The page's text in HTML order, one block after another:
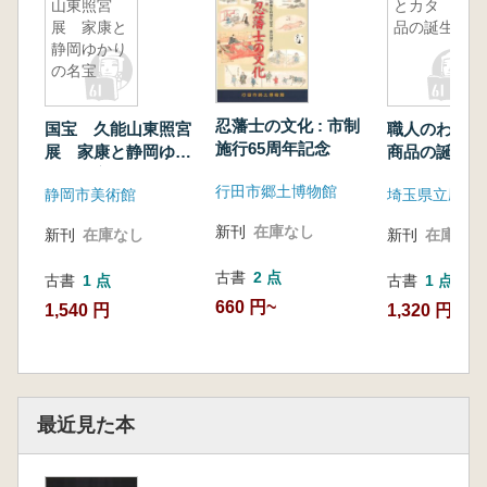
山東照宮
展 家康と
静岡ゆかり
の名宝
国宝 久能山東照宮
展 家康と静岡ゆか
静岡市美術館
新刊 在庫なし
古書 1 点
1,540 円
忍藩士の文化 : 市制
施行65周年記念
行田市郷土博物館
新刊 在庫なし
古書 2 点
660 円~
とカタ 商
品の誕生
職人のわざ
商品の誕生
新刊 在庫なし
古書 1 点
1,320 円
最近見た本